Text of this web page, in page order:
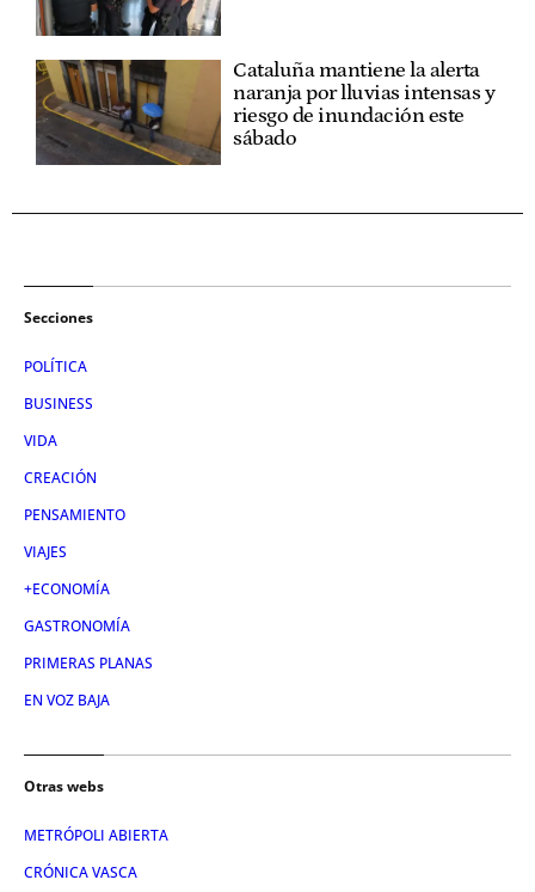
Cataluña mantiene la alerta
naranja por lluvias intensas y
riesgo de inundación este
sábado
Secciones
POLÍTICA
BUSINESS
VIDA
CREACIÓN
PENSAMIENTO
VIAJES
+ECONOMÍA
GASTRONOMÍA
PRIMERAS PLANAS
EN VOZ BAJA
Otras webs
METRÓPOLI ABIERTA
CRÓNICA VASCA